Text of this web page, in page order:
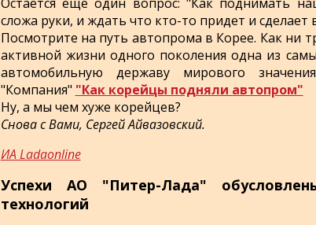
сложа руки, и ждать что кто-то придет и сделает
Посмотрите на путь автопрома в Корее. Как ни
активной жизни одного поколения одна из
автомобильную державу мирового
"Компания" "Как корейцы подняли автопром"
Ну, а мы чем хуже корейцев?
Снова с Вами, Сергей Айвазовский.
ИА Ladaonline
Успехи АО "Питер-Лада"
технологий